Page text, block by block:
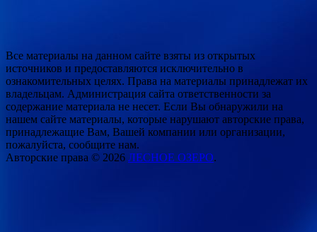
Все материалы на данном сайте взяты из открытых
источников и предоставляются исключительно в
ознакомительных целях. Права на материалы принадлежат их
владельцам. Администрация сайта ответственности за
содержание материала не несет. Если Вы обнаружили на
нашем сайте материалы, которые нарушают авторские права,
принадлежащие Вам, Вашей компании или организации,
пожалуйста, сообщите нам.
Авторские права © 2026 ЛЕСНОЕ ОЗЕРО.